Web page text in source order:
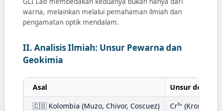
warna, melainkan melalui pemahaman ilmiah dan
pengamatan optik mendalam.
II. Analisis Ilmiah: Unsur Pewarna dan
Geokimia
Asal
Unsur
🇨🇴 Kolombia (Muzo, Chivor, Coscuez)
Cr³⁺